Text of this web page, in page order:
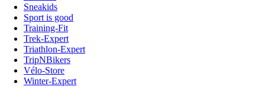
Sneakids
Sport is good
Training-Fit
Trek-Expert
Triathlon-Expert
TripNBikers
Vélo-Store
Winter-Expert